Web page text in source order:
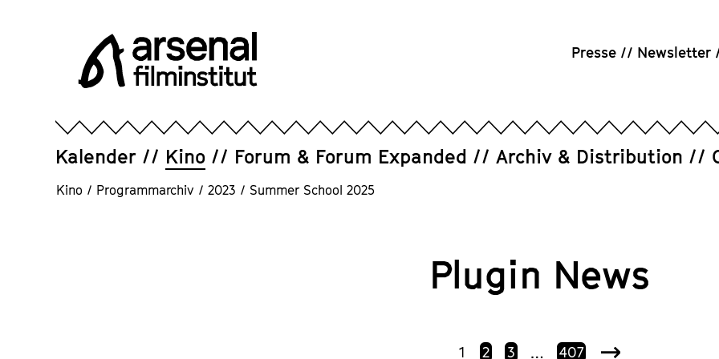
Filminstitut
Presse Newsletter
Kalender Kino Forum & Forum Expanded Archiv & Distribution
Kino / Programmarchiv / 2023 / Summer School 2025
Plugin News
1 2 3 … 407